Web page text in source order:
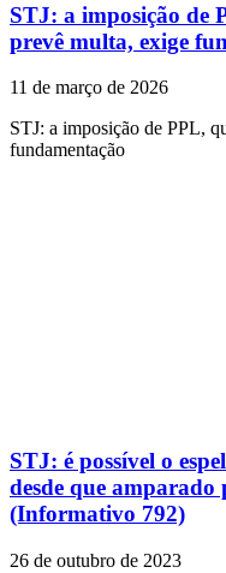
STJ: a imposição de
prevê multa, exige
11 de março de 2026
STJ: a imposição de PPL,
fundamentação
STJ: é possível o
desde que
(Informativo 792)
26 de outubro de 2023